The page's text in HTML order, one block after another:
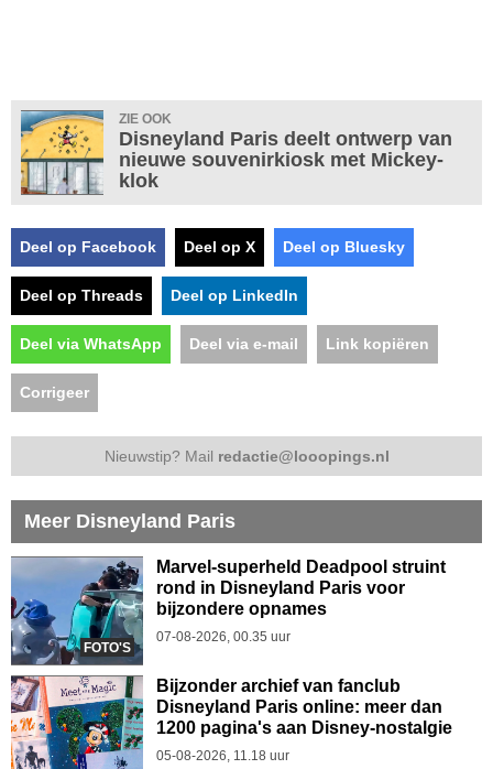
ZIE OOK
Disneyland Paris deelt ontwerp van
nieuwe souvenirkiosk met Mickey-
klok
Deel op Facebook Deel op X Deel op Bluesky
Deel op Threads Deel op LinkedIn
Deel via WhatsApp Deel via e-mail Link kopiëren
Corrigeer
Nieuwstip? Mail redactie@looopings.nl
Meer Disneyland Paris
FOTO'S
Marvel-superheld Deadpool struint
rond in Disneyland Paris voor
bijzondere opnames
07-08-2026, 00.35 uur
Bijzonder archief van fanclub
Disneyland Paris online: meer dan
1200 pagina's aan Disney-nostalgie
05-08-2026, 11.18 uur